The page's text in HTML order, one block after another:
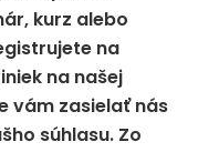
kurz alebo
na
na našej
vám zasielať nás
súhlasu. Zo